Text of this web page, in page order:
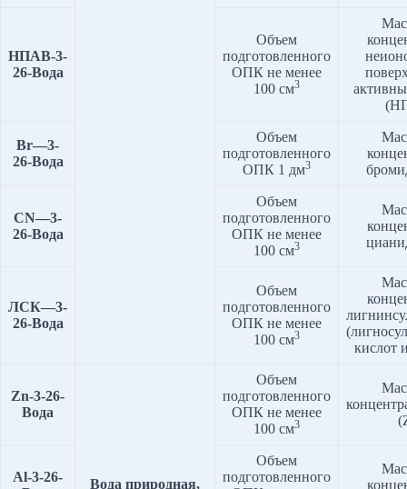
НПАВ-3-
26-Вода
Объем
подготовленного
ОПК не менее
100 см3
Br—3-
26-Вода
Объем
подготовленного
ОПК 1 дм3
CN—3-
26-Вода
Объем
подготовленного
ОПК не менее
100 см3
ЛСК—3-
26-Вода
Объем
подготовленного
ОПК не менее
100 см3
кислот
Zn-3-26-
Вода
Вода природная,
Объем
подготовленного
ОПК не менее
100 см3
Al-3-26-
Объем
подготовленного